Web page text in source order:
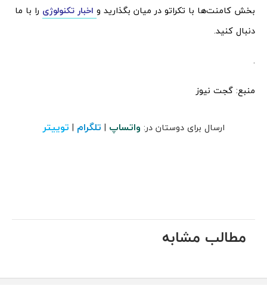
بخش کامنت‌ها با تکراتو در میان بگذارید و اخبار تکنولوژی را با ما
دنبال کنید.
.
منبع: گجت نیوز
ارسال برای دوستان در: واتساپ | تلگرام | توییتر
مطالب مشابه